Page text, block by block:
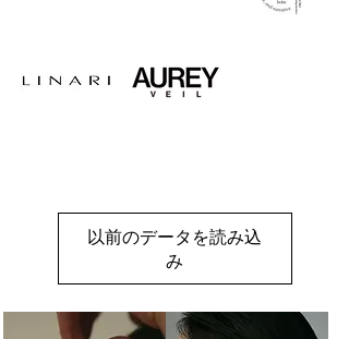
以前のデータを読み込
み